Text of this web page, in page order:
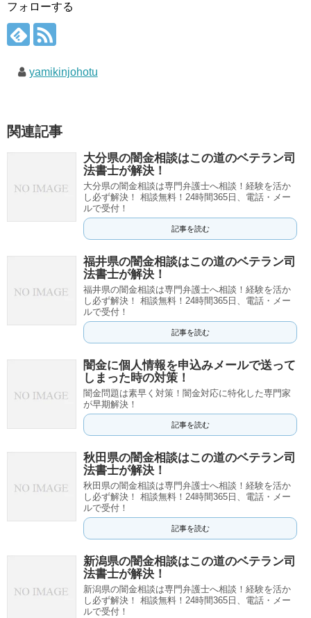
フォローする
yamikinjohotu
関連記事
大分県の闇金相談はこの道のベテラン司
法書士が解決！
大分県の闇金相談は専門弁護士へ相談！経験を活か
し必ず解決！ 相談無料！24時間365日、電話・メー
ルで受付！
記事を読む
福井県の闇金相談はこの道のベテラン司
法書士が解決！
福井県の闇金相談は専門弁護士へ相談！経験を活か
し必ず解決！ 相談無料！24時間365日、電話・メー
ルで受付！
記事を読む
闇金に個人情報を申込みメールで送って
しまった時の対策！
闇金問題は素早く対策！闇金対応に特化した専門家
が早期解決！
記事を読む
秋田県の闇金相談はこの道のベテラン司
法書士が解決！
秋田県の闇金相談は専門弁護士へ相談！経験を活か
し必ず解決！ 相談無料！24時間365日、電話・メー
ルで受付！
記事を読む
新潟県の闇金相談はこの道のベテラン司
法書士が解決！
新潟県の闇金相談は専門弁護士へ相談！経験を活か
し必ず解決！ 相談無料！24時間365日、電話・メー
ルで受付！